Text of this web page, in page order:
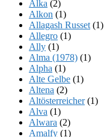
Alka (2)
Alkon (1)
Allagash Russet (1)
Allegro (1)
Ally (1)
Alma (1978) (1)
Alpha (1)
Alte Gelbe (1)
Altena (2)
Altösterreicher(1)
Alva (1)
Alwara (2)
Amalfy (1)